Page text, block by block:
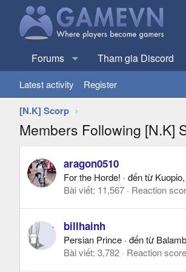
Forums Tham gia Discord
Latest activity Register
[N.K] Scorp
Members Following [N.K]
aragon0510
For the Horde! · đến từ
Bài viết 11,567 Reaction
billhainh
Persian Prince · đến từ
Bài viết 3,782 Reaction score